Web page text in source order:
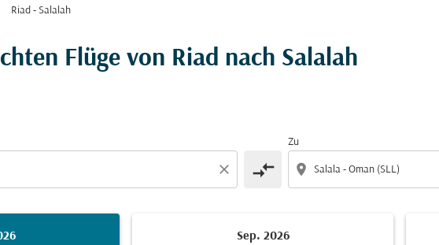
Riad - Salalah
Flüge von Riad nach Salalah
close compare_arrows
Zu
location_on
Sep. 2026